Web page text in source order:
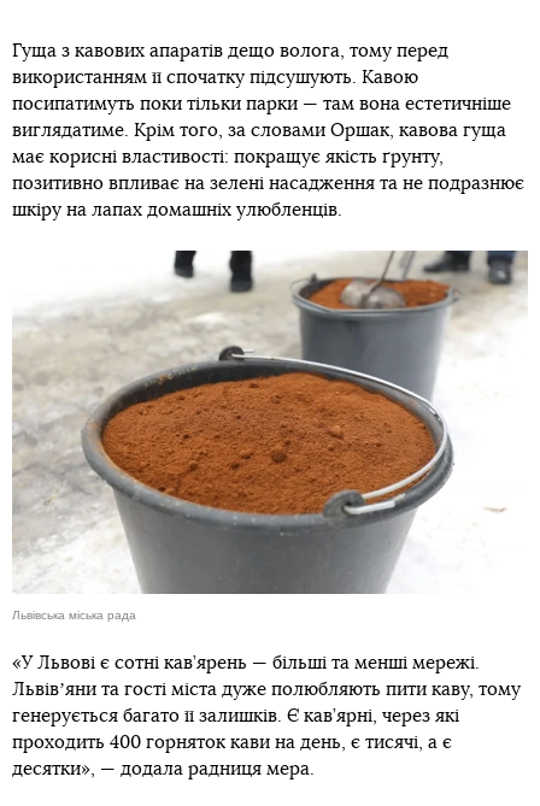
Гуща з кавових апаратів дещо волога, тому перед
використанням її спочатку підсушують. Кавою
посипатимуть поки тільки парки — там вона естетичніше
виглядатиме. Крім того, за словами Оршак, кавова гуща
має корисні властивості: покращує якість ґрунту,
позитивно впливає на зелені насадження та не подразнює
шкіру на лапах домашніх улюбленців.
Львівська міська рада
«У Львові є сотні кав’ярень — більші та менші мережі.
Львівʼяни та гості міста дуже полюбляють пити каву, тому
генерується багато її залишків. Є кав’ярні, через які
проходить 400 горняток кави на день, є тисячі, а є
десятки», — додала радниця мера.